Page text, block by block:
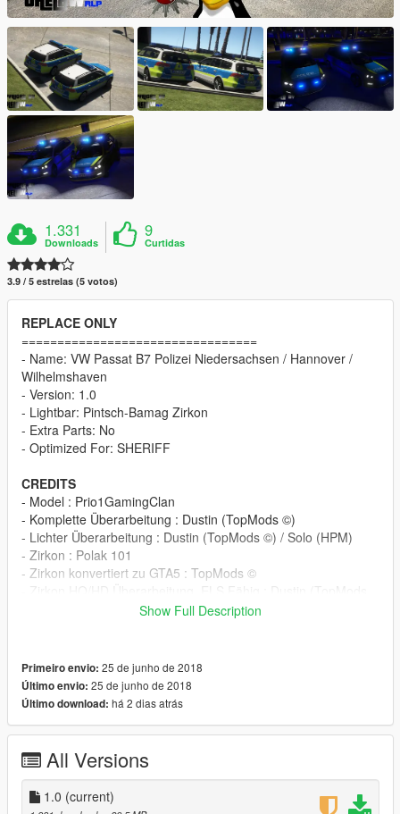
1.331
Downloads
9
Curtidas
3.9 / 5 estrelas (5 votos)
REPLACE ONLY
=================================
- Name: VW Passat B7 Polizei Niedersachsen / Hannover /
Wilhelmshaven
- Version: 1.0
- Lightbar: Pintsch-Bamag Zirkon
- Extra Parts: No
- Optimized For: SHERIFF
CREDITS
- Model : Prio1GamingClan
- Komplette Überarbeitung : Dustin (TopMods ©)
- Lichter Überarbeitung : Dustin (TopMods ©) / Solo (HPM)
- Zirkon : Polak 101
- Zirkon konvertiert zu GTA5 : TopMods ©
- ELS.XML: Dustin (TopMods ©)
- Livery: TheLaw (HPM)
Step 1:ORIGNAL
Step2: Use OpenIV to import the Files to "/Grand Theft Auto
V/mods/update/x64/dlcpacks/patchday9ng/dlc.rpf/x64/levels/gt
Show Full Description
Primeiro envio: 25 de junho de 2018
Último envio: 25 de junho de 2018
Último download: há 2 dias atrás
All Versions
1.0 (current)